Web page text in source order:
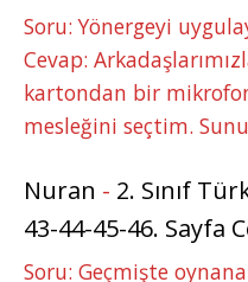
Soru: Yönergeyi
Cevap:
kartondan bir
mesleğini seçtim.
Nuran - 2. Sınıf
43-44-45-46. Sayfa
Soru: Geçmişte